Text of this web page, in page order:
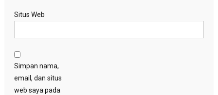
Situs Web
Simpan nama,
email, dan situs
web saya pada